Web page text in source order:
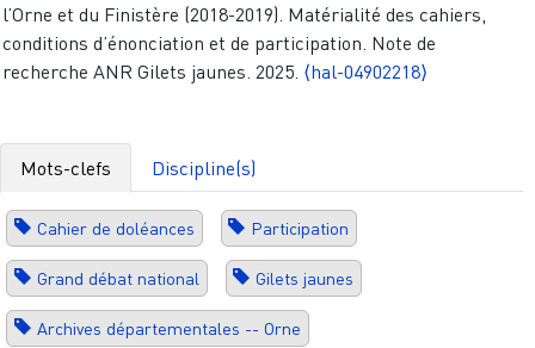
l’Orne et du Finistère (2018-2019). Matérialité des cahiers,
conditions d’énonciation et de participation. Note de
recherche ANR Gilets jaunes. 2025. ⟨hal-04902218⟩
Mots-clefs Discipline(s)
Cahier de doléances Participation
Grand débat national Gilets jaunes
Archives départementales -- Orne